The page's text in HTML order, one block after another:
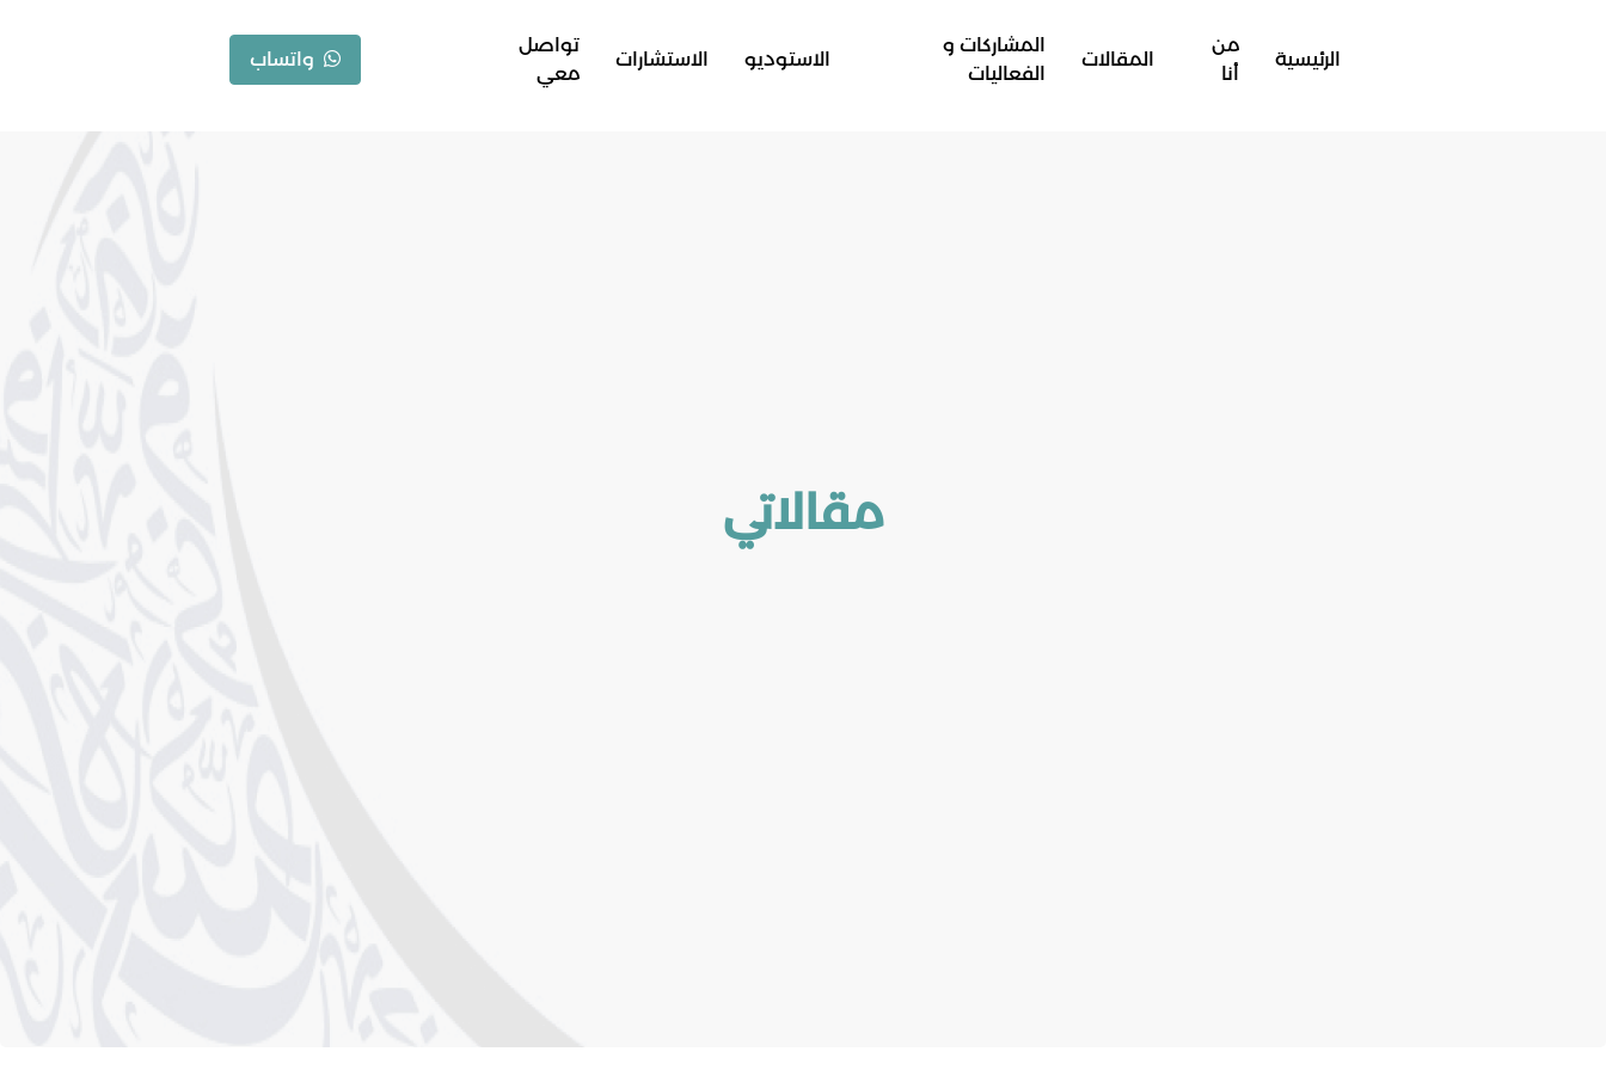
الرئيسية
من
أنا
المقالات
المشاركات و
الفعاليات
الاستوديو الاستشارات
تواصل
معي
واتساب
مقالاتي